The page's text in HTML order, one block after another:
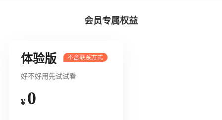
会员专属权益
体验版
好不好用先试试看
¥ 0